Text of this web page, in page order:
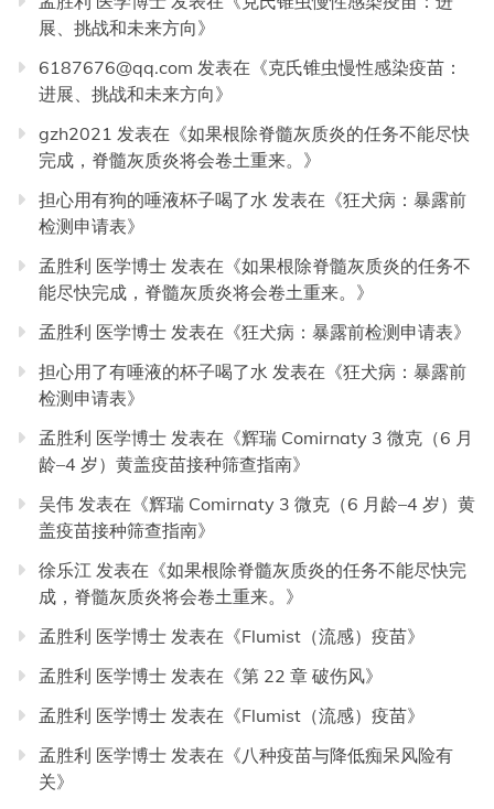
展、挑战和未来方向》
6187676@qq.com 发表在《克氏锥虫慢性感染疫苗：
进展、挑战和未来方向》
gzh2021 发表在《如果根除脊髓灰质炎的任务不能尽快
完成，脊髓灰质炎将会卷土重来。 》
担心用有狗的唾液杯子喝了水 发表在《狂犬病：暴露前
检测申请表》
孟胜利 医学博士 发表在《如果根除脊髓灰质炎的任务不
能尽快完成，脊髓灰质炎将会卷土重来。 》
孟胜利 医学博士 发表在《狂犬病：暴露前检测申请表》
担心用了有唾液的杯子喝了水 发表在《狂犬病：暴露前
检测申请表》
孟胜利 医学博士 发表在《辉瑞 Comirnaty 3 微克（6 月
龄–4 岁）黄盖疫苗接种筛查指南》
吴伟 发表在《辉瑞 Comirnaty 3 微克（6 月龄–4 岁）黄
盖疫苗接种筛查指南》
徐乐江 发表在《如果根除脊髓灰质炎的任务不能尽快完
成，脊髓灰质炎将会卷土重来。 》
孟胜利 医学博士 发表在《Flumist（流感）疫苗》
孟胜利 医学博士 发表在《第 22 章 破伤风》
孟胜利 医学博士 发表在《Flumist（流感）疫苗》
孟胜利 医学博士 发表在《八种疫苗与降低痴呆风险有
关》